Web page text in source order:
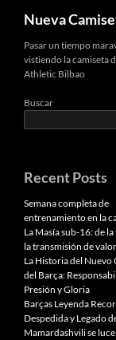
Nueva
Pasar un tiempo
vistiendo la camiseta
Athletic Bilbao
Buscar
Recent Posts
Semana completa de
entrenamiento en la
La Masía sub-16: de
la transmisión de
La Historia del Nuevo
del Barça:
Presión y Gloria
Barças Leyenda
Despedida y Legado
Mamardashvili se luce